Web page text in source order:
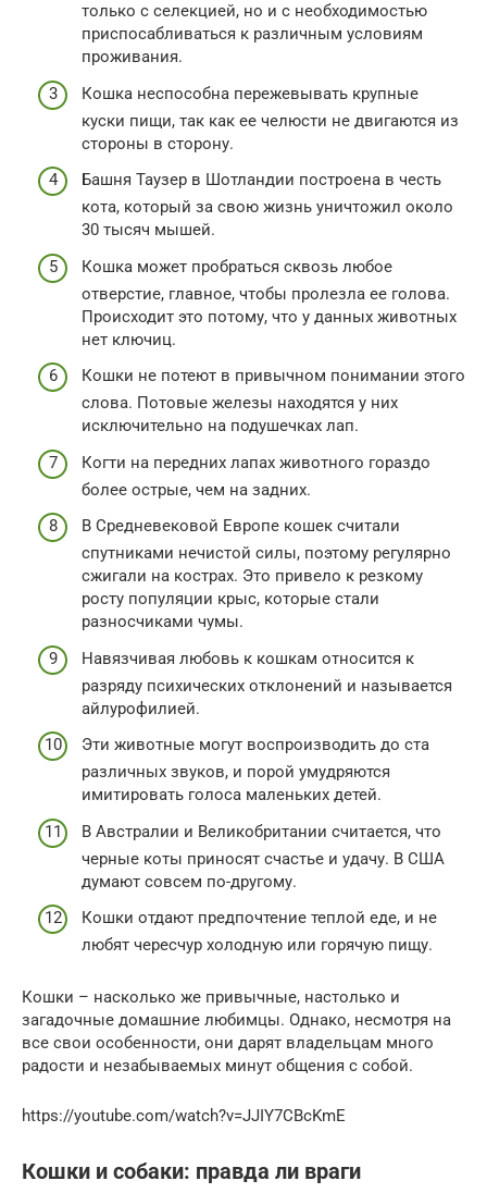
только с селекцией, но и с необходимостью
приспосабливаться к различным условиям
проживания.
Кошка неспособна пережевывать крупные
куски пищи, так как ее челюсти не двигаются из
стороны в сторону.
Башня Таузер в Шотландии построена в честь
кота, который за свою жизнь уничтожил около
30 тысяч мышей.
Кошка может пробраться сквозь любое
отверстие, главное, чтобы пролезла ее голова.
Происходит это потому, что у данных животных
нет ключиц.
Кошки не потеют в привычном понимании этого
слова. Потовые железы находятся у них
исключительно на подушечках лап.
Когти на передних лапах животного гораздо
более острые, чем на задних.
В Средневековой Европе кошек считали
спутниками нечистой силы, поэтому регулярно
сжигали на кострах. Это привело к резкому
росту популяции крыс, которые стали
разносчиками чумы.
Навязчивая любовь к кошкам относится к
разряду психических отклонений и называется
айлурофилией.
Эти животные могут воспроизводить до ста
различных звуков, и порой умудряются
имитировать голоса маленьких детей.
В Австралии и Великобритании считается, что
черные коты приносят счастье и удачу. В США
думают совсем по-другому.
Кошки отдают предпочтение теплой еде, и не
любят чересчур холодную или горячую пищу.
Кошки – насколько же привычные, настолько и
загадочные домашние любимцы. Однако, несмотря на
все свои особенности, они дарят владельцам много
радости и незабываемых минут общения с собой.
https://youtube.com/watch?v=JJIY7CBcKmE
Кошки и собаки: правда ли враги